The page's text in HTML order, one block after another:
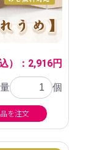
）：2,916円
個
を注文